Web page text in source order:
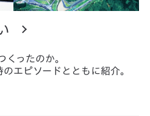
ったのか。
エピソードとともに紹介。